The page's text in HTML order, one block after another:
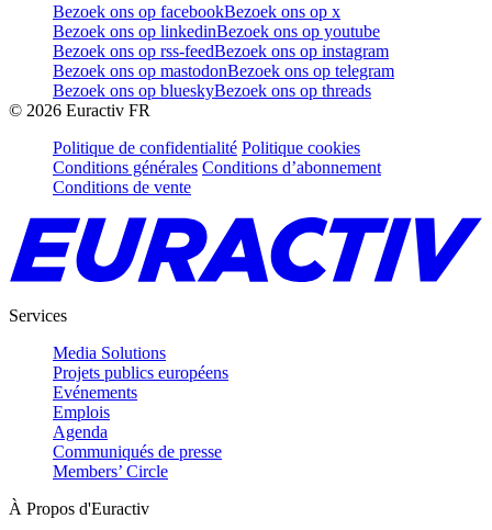
Bezoek ons op facebookBezoek ons op x
Bezoek ons op linkedinBezoek ons op youtube
Bezoek ons op rss-feedBezoek ons op instagram
Bezoek ons op mastodonBezoek ons op telegram
Bezoek ons op blueskyBezoek ons op threads
© 2026 Euractiv FR
Politique de confidentialité Politique cookies
Conditions générales Conditions d’abonnement
Conditions de vente
Services
Media Solutions
Projets publics européens
Evénements
Emplois
Agenda
Communiqués de presse
Members’ Circle
À Propos d'Euractiv